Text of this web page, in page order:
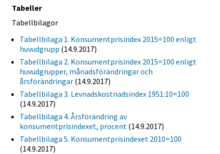
Tabeller
Tabellbilagor
Tabellbilaga 1. Konsumentprisindex 2015=100 enligt
huvudgrupp (14.9.2017)
Tabellbilaga 2. Konsumentprisindex 2015=100 enligt
huvudgrupper, månadsförändringar och
årsförändringar (14.9.2017)
Tabellbilaga 3. Levnadskostnadsindex 1951:10=100
(14.9.2017)
Tabellbilaga 4. Årsförändring av
konsumentprisindexet, procent (14.9.2017)
Tabellbilaga 5. Konsumentprisindexet 2010=100
(14.9.2017)